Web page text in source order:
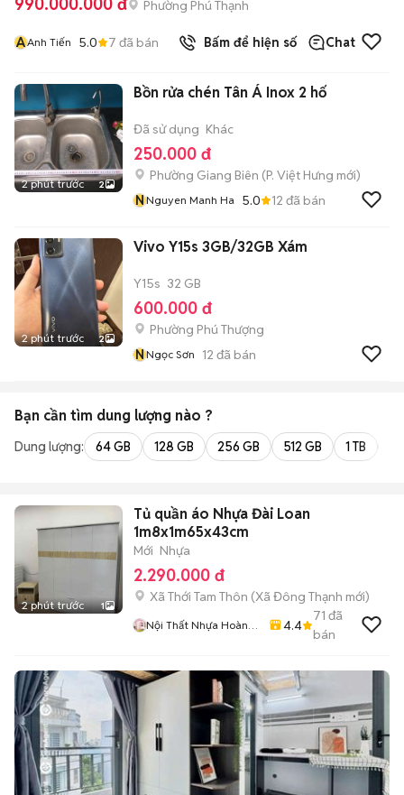
Phường Phú Thạnh
AAnh Tiến 5.0 7 đã bán Bấm để hiện số Chat
2 phút trước 2
Bồn rửa chén Tân Á Inox 2 hố
Đã sử dụng Khác
250.000 đ
Phường Giang Biên (P. Việt Hưng mới)
NNguyen Manh Ha 5.0 12 đã bán
2 phút trước 2
Vivo Y15s 3GB/32GB Xám
Y15s 32 GB
600.000 đ
Phường Phú Thượng
NNgọc Sơn 12 đã bán
Bạn cần tìm dung lượng nào ?
Dung lượng: 64 GB 128 GB 256 GB 512 GB 1 TB
2 phút trước 1
Tủ quần áo Nhựa Đài Loan
1m8x1m65x43cm
Mới Nhựa
2.290.000 đ
Xã Thới Tam Thôn (Xã Đông Thạnh mới)
Nội Thất Nhựa Hoàng
4.4
71 đã
bán